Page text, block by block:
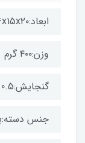
ابعاد:۱۶x۱۵x۲۰ سانتی‌متر
وزن:۴۰۰ گرم
گنجایش:0.5 لیتر
جنس